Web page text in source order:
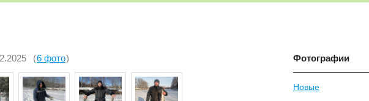
Фотографии
Новые
(6 фото)